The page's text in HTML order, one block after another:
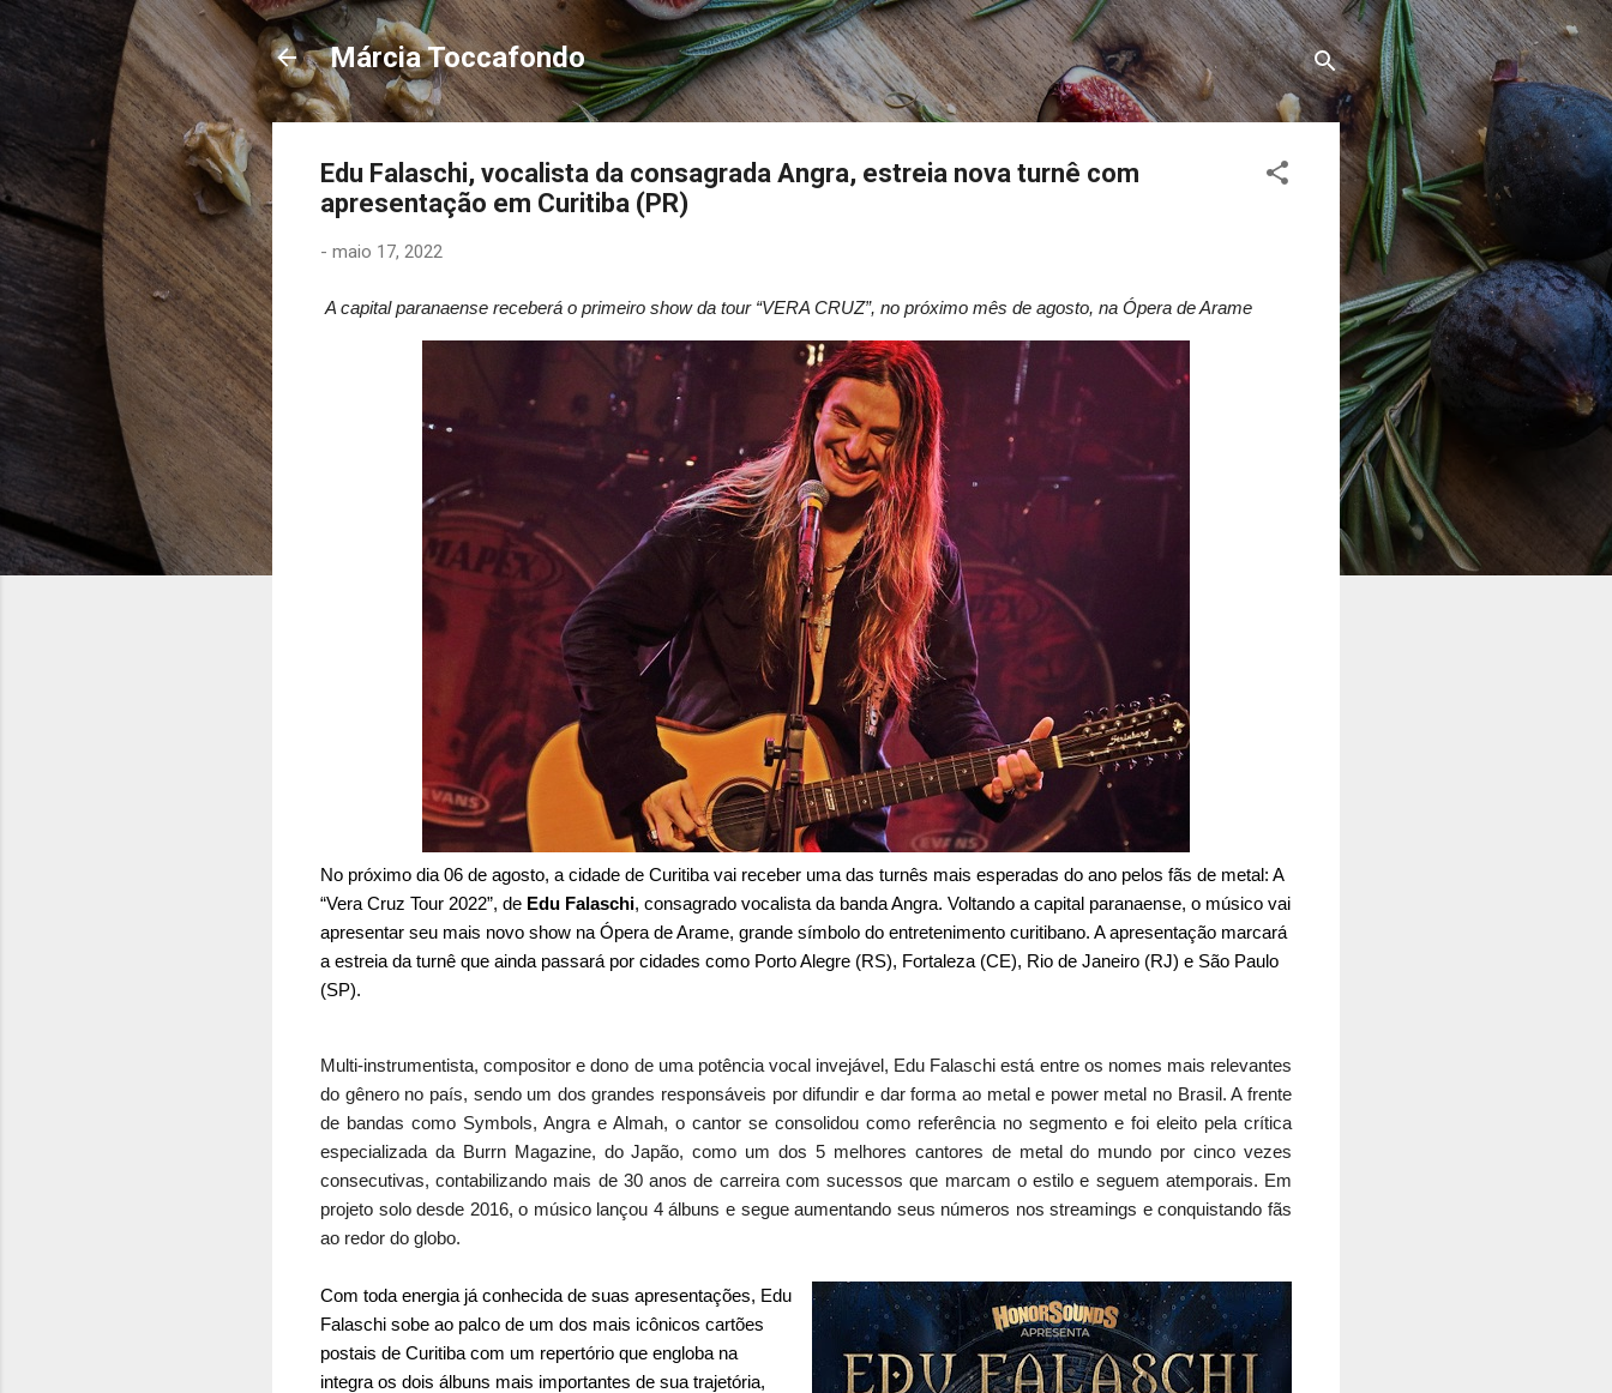
Pular para o conteúdo principal
Márcia Toccafondo
Edu Falaschi, vocalista da consagrada Angra, estreia nova turnê com
apresentação em Curitiba (PR)
- maio 17, 2022
A capital paranaense receberá o primeiro show da tour “VERA CRUZ”, no próximo mês de agosto, na Ópera de Arame
No próximo dia 06 de agosto, a cidade de Curitiba vai receber uma das turnês mais esperadas do ano pelos fãs de metal: A
“Vera Cruz Tour 2022”, de Edu Falaschi, consagrado vocalista da banda Angra. Voltando a capital paranaense, o músico vai
apresentar seu mais novo show na Ópera de Arame, grande símbolo do entretenimento curitibano. A apresentação marcará
a estreia da turnê que ainda passará por cidades como Porto Alegre (RS), Fortaleza (CE), Rio de Janeiro (RJ) e São Paulo
(SP).
Multi-instrumentista, compositor e dono de uma potência vocal invejável, Edu Falaschi está entre os nomes mais relevantes
do gênero no país, sendo um dos grandes responsáveis por difundir e dar forma ao metal e power metal no Brasil. A frente
de bandas como Symbols, Angra e Almah, o cantor se consolidou como referência no segmento e foi eleito pela crítica
especializada da Burrn Magazine, do Japão, como um dos 5 melhores cantores de metal do mundo por cinco vezes
consecutivas, contabilizando mais de 30 anos de carreira com sucessos que marcam o estilo e seguem atemporais. Em
projeto solo desde 2016, o músico lançou 4 álbuns e segue aumentando seus números nos streamings e conquistando fãs
ao redor do globo.
Com toda energia já conhecida de suas apresentações, Edu
Falaschi sobe ao palco de um dos mais icônicos cartões
postais de Curitiba com um repertório que engloba na
integra os dois álbuns mais importantes de sua trajetória,